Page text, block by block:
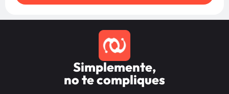
Simplemente,
no te compliques